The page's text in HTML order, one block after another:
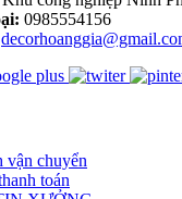
0985554156
vận chuyển
toán